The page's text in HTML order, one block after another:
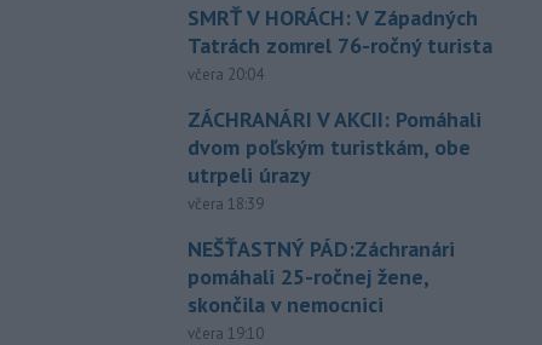
SMRŤ V HORÁCH: V Západných
Tatrách zomrel 76-ročný turista
včera 20:04
ZÁCHRANÁRI V AKCII: Pomáhali
dvom poľským turistkám, obe
utrpeli úrazy
včera 18:39
NEŠŤASTNÝ PÁD:Záchranári
pomáhali 25-ročnej žene,
skončila v nemocnici
včera 19:10